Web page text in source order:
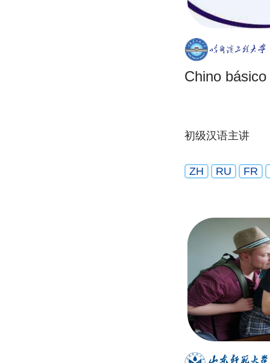
Chino básico
初级汉语主讲
ZH RU FR